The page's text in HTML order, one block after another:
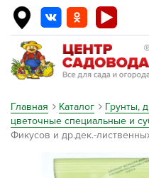
Главная Каталог Грунты,
цветочные специальные и
Фикусов и др.дек.-